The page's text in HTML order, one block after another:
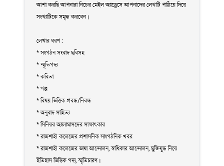
আশা করছি আপনারা নিচের মেইল অ্যাড্রেসে আপনাদের লেখাটি পাঠিয়ে দিয়ে
সংখ্যাটিকে সমৃদ্ধ করবেন।
লেখার ধরণ :
* সংগঠন সংবাদ ছবিসহ
* স্মৃতিগদ্য
* কবিতা
* গল্প
* বিষয় ভিত্তিক প্রবন্ধ/নিবন্ধ
* অনুবাদ সাহিত্য
* সিনিয়র অ্যালামাসদের সাক্ষাৎকার
* রাজশাহী কলেজের প্রশাসনিক সাংগঠনিক খবর
* রাজশাহী কলেজের ভাষা আন্দোলন, স্বাধিকার আন্দোলন, মুক্তিযুদ্ধ নিয়ে
ইতিহাস ভিত্তিক গদ্য, স্মৃতিচারণ।